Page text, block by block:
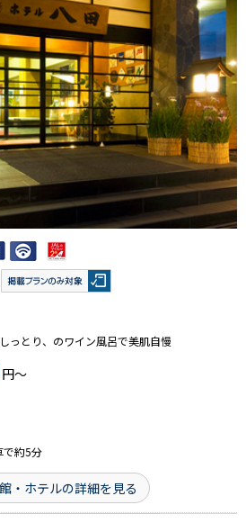
っとり、のワイン風呂で美肌自慢
円～
で約5分
・ホテルの詳細を見る